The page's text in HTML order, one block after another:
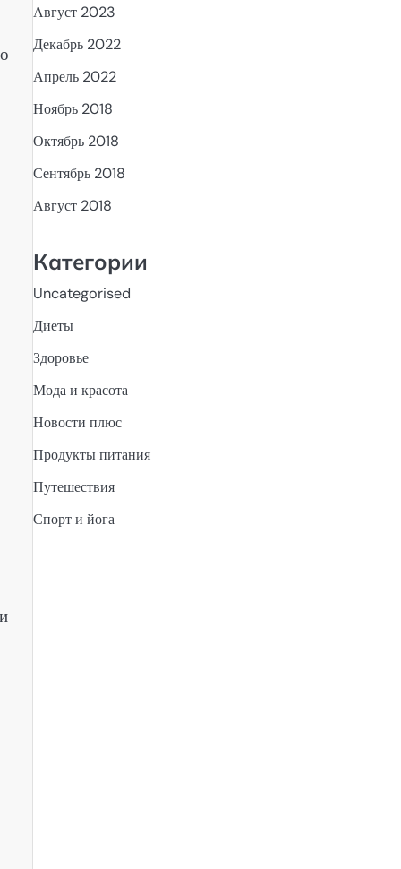
Август 2023
Декабрь 2022
Апрель 2022
Ноябрь 2018
Октябрь 2018
Сентябрь 2018
Август 2018
Категории
Uncategorised
Диеты
Здоровье
Мода и красота
Новости плюс
Продукты питания
Путешествия
Спорт и йога